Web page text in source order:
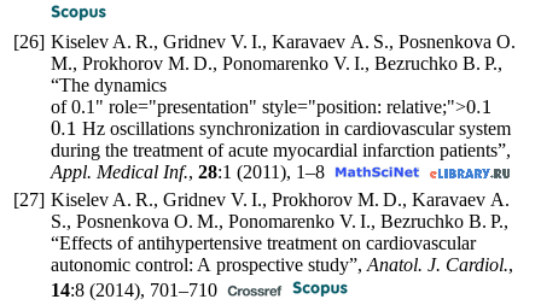
[26] Kiselev A. R., Gridnev V. I., Karavaev A. S., Posnenkova O.
M., Prokhorov M. D., Ponomarenko V. I., Bezruchko B. P.,
“The dynamics
of0.1 " role="presentation" style="position: relative;">0.1
0.1 Hz oscillations synchronization in cardiovascular system
during the treatment of acute myocardial infarction patients”,
Appl. Medical Inf., 28:1 (2011), 1–8
[27] Kiselev A. R., Gridnev V. I., Prokhorov M. D., Karavaev A.
S., Posnenkova O. M., Ponomarenko V. I., Bezruchko B. P.,
“Effects of antihypertensive treatment on cardiovascular
autonomic control: A prospective study”, Anatol. J. Cardiol.,
14:8 (2014), 701–710